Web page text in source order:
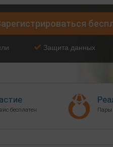
Защита данных
бесплатен Пары